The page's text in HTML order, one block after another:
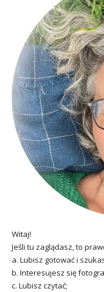
Witaj!
Jeśli tu zaglądasz, to
a. Lubisz gotować i
b. Interesujesz się
c. Lubisz czytać;